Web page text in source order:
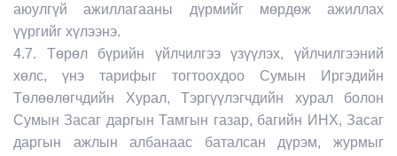
аюулгүй ажиллагааны дүрмийг мөрдөж ажиллах
үүргийг хүлээнэ.
4.7. Төрөл бүрийн үйлчилгээ үзүүлэх, үйлчилгээний
хөлс, үнэ тарифыг тогтоохдоо Сумын Иргэдийн
Төлөөлөгчдийн Хурал, Тэргүүлэгчдийн хурал болон
Сумын Засаг даргын Тамгын газар, багийн ИНХ, Засаг
даргын ажлын албанаас баталсан дүрэм, журмыг